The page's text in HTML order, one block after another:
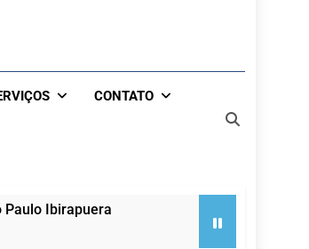
CONTATO
Paulo Ibirapuera